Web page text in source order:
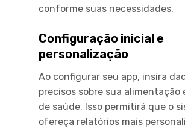
conforme suas necessidades.
Configuração inicial e
personalização
Ao configurar seu app, insira
precisos sobre sua alimentação
de saúde. Isso permitirá que o
ofereça relatórios mais